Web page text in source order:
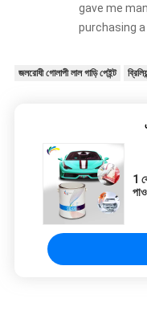
gave me
purchasing
জলরোধী গোলাপী লাল গাড়ি পেইন্ট
1